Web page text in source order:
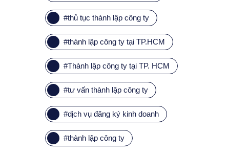
#thủ tục thành lập công ty
#thành lập công ty tại TP.HCM
#Thành lập công ty tại TP. HCM
#tư vấn thành lập công ty
#dịch vụ đăng ký kinh doanh
#thành lập công ty